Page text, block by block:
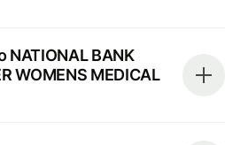
NATIONAL BANK
WOMENS MEDICAL